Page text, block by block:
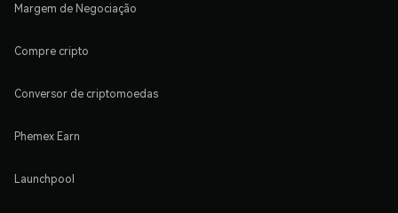
Margem de Negociação
Compre cripto
Conversor de criptomoedas
Phemex Earn
Launchpool